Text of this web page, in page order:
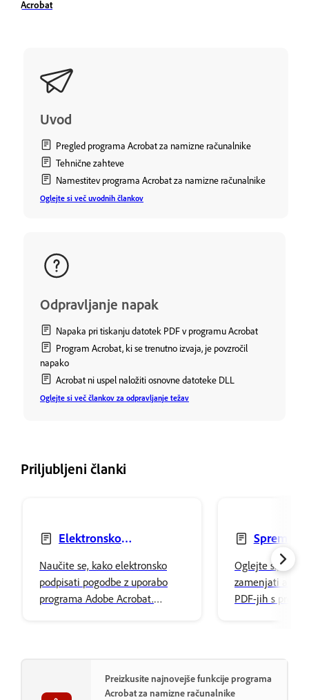
Acrobat
Uvod
Pregled programa Acrobat za namizne računalnike
Tehnične zahteve
Namestitev programa Acrobat za namizne računalnike
Oglejte si več uvodnih člankov
Odpravljanje napak
Napaka pri tiskanju datotek PDF v programu Acrobat
Program Acrobat, ki se trenutno izvaja, je povzročil
napako
Acrobat ni uspel naložiti osnovne datoteke DLL
Oglejte si več člankov za odpravljanje težav
Priljubljeni članki
Elektronsko
Naučite se, kako elektronsko
podpisati pogodbe z uporabo
programa Adobe Acrobat.
besedila
Oglejte si, kako
zamenjati ali
PDF-jih s
Preizkusite najnovejše funkcije programa
Acrobat za namizne računalnike